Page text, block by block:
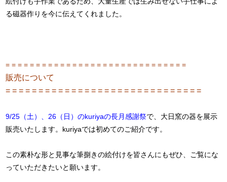
る磁器作りを今に伝えてくれました。
= = = = = = = = = = = = = = = = = = = = = = = = = = = = = =
販売について
= = = = = = = = = = = = = = = = = = = = = = = = = = = = = =
9/25（土）、26（日）のkuriyaの長月感謝祭で、大日窯の器を展示
販売いたします。kuriyaでは初めてのご紹介です。
この素朴な形と見事な筆捌きの絵付けを皆さんにもぜひ、ご覧にな
っていただきたいと願います。